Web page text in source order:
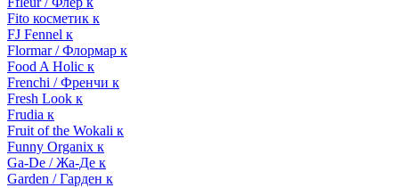
Fito косметик к
FJ Fennel к
Flormar / Флормар к
Food A Holic к
Frenchi / Френчи к
Fresh Look к
Frudia к
Fruit of the Wokali к
Funny Organix к
Ga-De / Жа-Де к
Garden / Гарден к